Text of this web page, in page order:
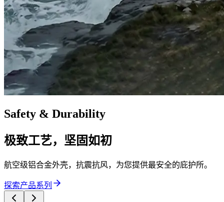
Safety & Durability
极致工艺，坚固如初
航空级铝合金外壳，抗震抗风，为您提供最安全的庇护所。
探索产品系列